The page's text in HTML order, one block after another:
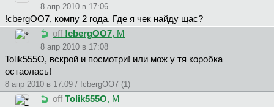
8 апр 2010 в 17:06
!cbergOO7, компу 2 года. Где я чек найду щас?
off !cbergOO7, М
8 апр 2010 в 17:08
Tolik555O, вскрой и посмотри! или мож у тя коробка
остаолась!
8 апр 2010 в 17:09 / !cbergOO7 (1)
off Tolik555O, М